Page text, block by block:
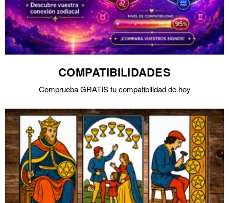
COMPATIBILIDADES
Comprueba GRATIS tu compatibilidad de hoy